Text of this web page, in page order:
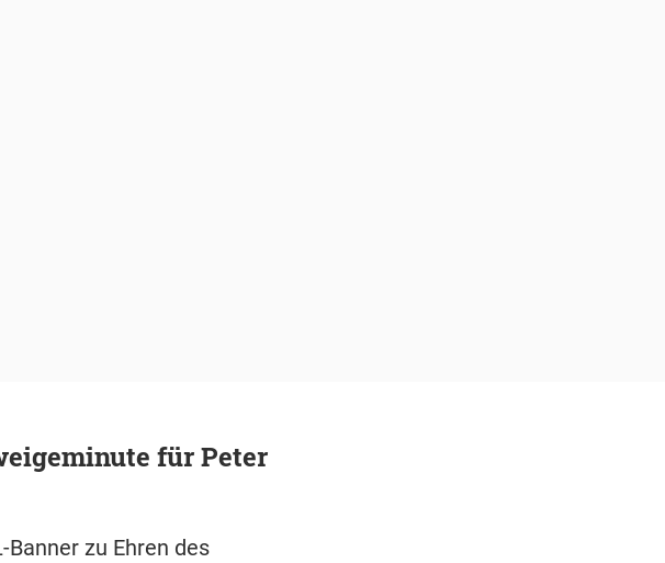
für Peter
zu Ehren des